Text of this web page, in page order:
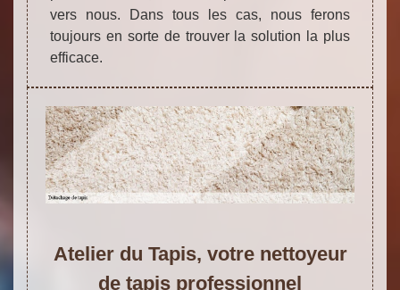
vers nous. Dans tous les cas, nous ferons
toujours en sorte de trouver la solution la plus
efficace.
Atelier du Tapis, votre nettoyeur
de tapis professionnel